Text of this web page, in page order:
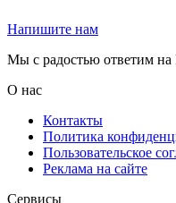
Напишите нам
Мы с радостью ответим
О нас
Контакты
Политика
Пользовательское
Реклама на сайте
Сервисы